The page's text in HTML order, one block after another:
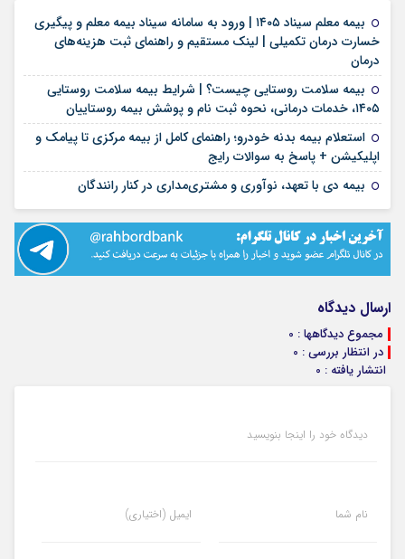
بیمه معلم سیناد ۱۴۰۵ | ورود به سامانه سیناد بیمه معلم و پیگیری
خسارت درمان تکمیلی | لینک مستقیم و راهنمای ثبت هزینه‌های
درمان
بیمه سلامت روستایی چیست؟ | شرایط بیمه سلامت روستایی
۱۴۰۵، خدمات درمانی، نحوه ثبت نام و پوشش بیمه روستاییان
استعلام بیمه بدنه خودرو؛ راهنمای کامل از بیمه مرکزی تا پیامک و
اپلیکیشن + پاسخ به سوالات رایج
بیمه دی با تعهد، نوآوری و مشتری‌مداری در کنار رانندگان
ارسال دیدگاه
مجموع دیدگاهها : 0
در انتظار بررسی : 0
انتشار یافته : 0
دیدگاه خود را اینجا بنویسید
نام شما ایمیل (اختیاری)